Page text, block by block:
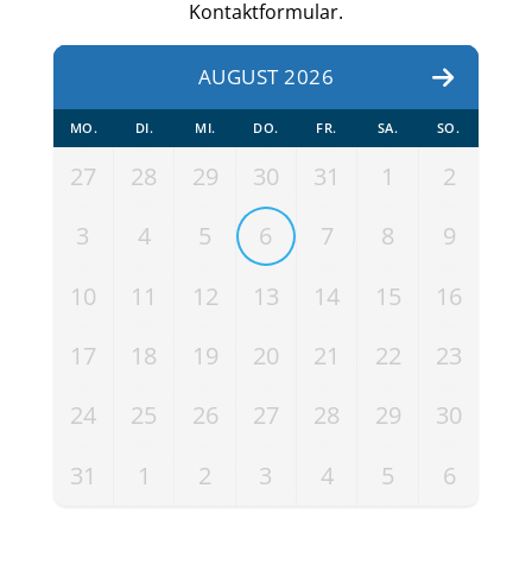
Kontaktformular.
AUGUST 2026
MO. DI. MI. DO. FR. SA. SO.
27 28 29 30 31 1
2
3
4 5 6 7 8
9
10
11 12 13 14 15
16
17
18 19 20 21 22
23
24
25 26 27 28 29
30
31
1 2 3 4 5 6